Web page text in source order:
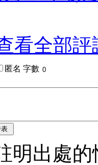
看全部評
匿名 字數
明出處